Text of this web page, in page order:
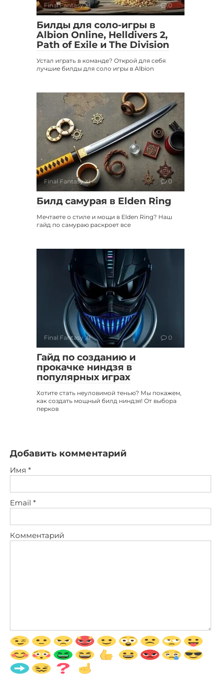
Final Fantasy XI 0
Билды для соло-игры в
Albion Online, Helldivers 2,
Path of Exile и The Division
Устал играть в команде? Открой для себя
лучшие билды для соло игры в Albion
Final Fantasy XI 0
Билд самурая в Elden Ring
Мечтаете о стиле и мощи в Elden Ring? Наш
гайд по самураю раскроет все
Final Fantasy XI 0
Гайд по созданию и
прокачке ниндзя в
популярных играх
Хотите стать неуловимой тенью? Мы покажем,
как создать мощный билд ниндзя! От выбора
перков
Добавить комментарий
Имя *
Email *
Комментарий